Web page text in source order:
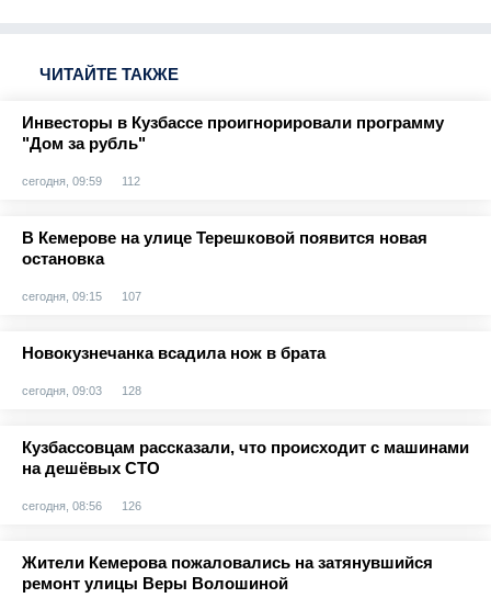
ЧИТАЙТЕ ТАКЖЕ
Инвесторы в Кузбассе проигнорировали программу
"Дом за рубль"
сегодня, 09:59 112
В Кемерове на улице Терешковой появится новая
остановка
сегодня, 09:15 107
Новокузнечанка всадила нож в брата
сегодня, 09:03 128
Кузбассовцам рассказали, что происходит с машинами
на дешёвых СТО
сегодня, 08:56 126
Жители Кемерова пожаловались на затянувшийся
ремонт улицы Веры Волошиной